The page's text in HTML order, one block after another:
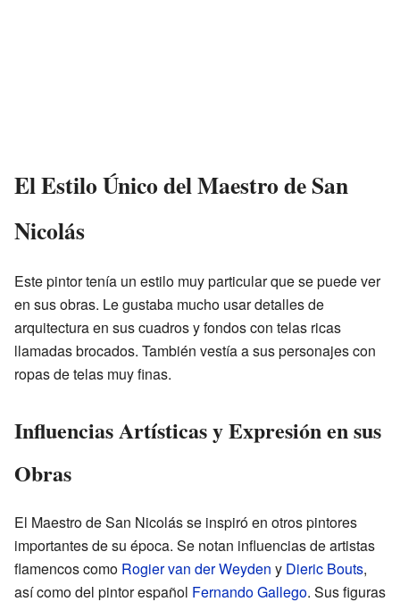
El Estilo Único del Maestro de San
Nicolás
Este pintor tenía un estilo muy particular que se puede ver
en sus obras. Le gustaba mucho usar detalles de
arquitectura en sus cuadros y fondos con telas ricas
llamadas brocados. También vestía a sus personajes con
ropas de telas muy finas.
Influencias Artísticas y Expresión en sus
Obras
El Maestro de San Nicolás se inspiró en otros pintores
importantes de su época. Se notan influencias de artistas
flamencos como Rogier van der Weyden y Dieric Bouts,
así como del pintor español Fernando Gallego. Sus figuras